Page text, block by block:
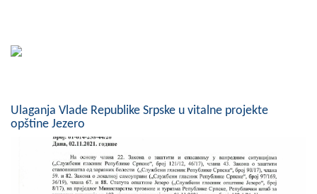
Zaštita od požara
COVID 19
Geoistraživanja
Ulaganja Vlade Republike Srpske u vitalne projekte
opštine Jezero